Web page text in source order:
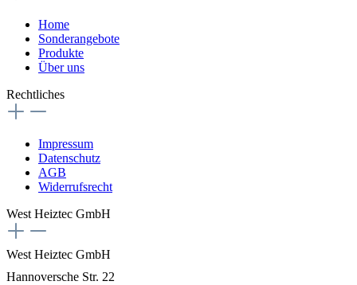
Home
Sonderangebote
Produkte
Über uns
Rechtliches
Impressum
Datenschutz
AGB
Widerrufsrecht
West Heiztec GmbH
West Heiztec GmbH
Hannoversche Str. 22